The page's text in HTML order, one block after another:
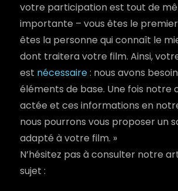
votre participation est tout de
importante – vous êtes le
êtes la personne qui connaît le
dont traitera votre film. Ainsi,
est nécessaire: nous avons
éléments de base. Une fois notre
actée et ces informations en
nous pourrons vous proposer un
adapté à votre film. »
N’hésitez pas à consulter notre
sujet :